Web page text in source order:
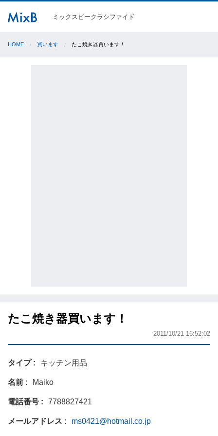
ミックスビークラシファイド
HOME 買います たこ焼き器買います！
たこ焼き器買います！
2011/10/21 16:52:02
タイプ キッチン用品
名前 Maiko
電話番号 7788827421
メールアドレス ms0421@hotmail.co.jp